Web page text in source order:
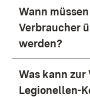
Wann
Verbraucher
werden?
Was kann zur
Legionellen-